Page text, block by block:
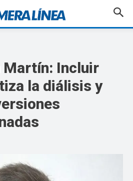
Martín: Incluir
la diálisis y